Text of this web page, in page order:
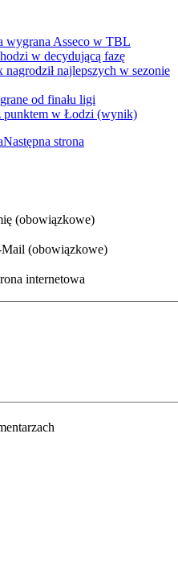
wygrana Asseco w TBL
w decydującą fazę
nagrodził najlepszych w sezonie
od finału ligi
punktem w Łodzi (wynik)
Następna strona
(obowiązkowe)
(obowiązkowe)
internetowa